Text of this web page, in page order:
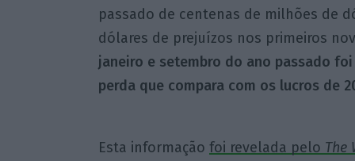
passado de centenas de milhões de
dólares de prejuízos nos primeiros
janeiro e setembro do ano passado
perda que compara com os lucros de
Esta informação foi revelada pelo The